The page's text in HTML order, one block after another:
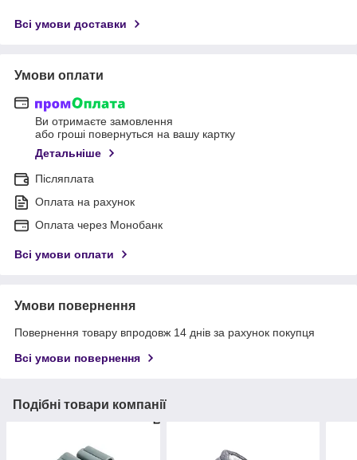
Всі умови доставки
Умови оплати
Ви отримаєте замовлення
або гроші повернуться на вашу картку
Детальніше
Післяплата
Оплата на рахунок
Оплата через Монобанк
Всі умови оплати
Умови повернення
Повернення товару впродовж 14 днів за рахунок покупця
Всі умови повернення
Подібні товари компанії